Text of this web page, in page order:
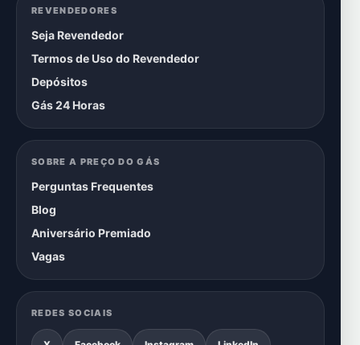
REVENDEDORES
Seja Revendedor
Termos de Uso do Revendedor
Depósitos
Gás 24 Horas
SOBRE A PREÇO DO GÁS
Perguntas Frequentes
Blog
Aniversário Premiado
Vagas
REDES SOCIAIS